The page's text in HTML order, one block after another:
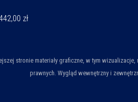
zł
stronie materiały graficzne, w tym
prawnych. Wygląd wewnętrzny i